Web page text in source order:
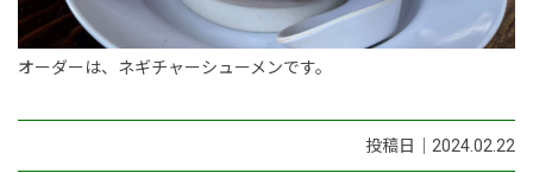
オーダーは、ネギチャーシューメンです。
投稿日｜2024.02.22